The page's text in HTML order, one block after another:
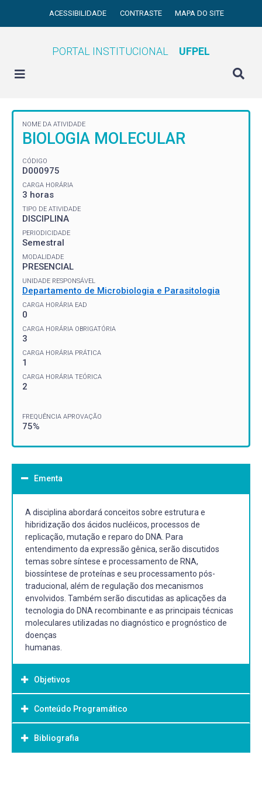
ACESSIBILIDADE CONTRASTE MAPA DO SITE
PORTAL INSTITUCIONAL UFPEL
NOME DA ATIVIDADE
BIOLOGIA MOLECULAR
CÓDIGO
D000975
CARGA HORÁRIA
3 horas
TIPO DE ATIVIDADE
DISCIPLINA
PERIODICIDADE
Semestral
MODALIDADE
PRESENCIAL
UNIDADE RESPONSÁVEL
Departamento de Microbiologia e Parasitologia
CARGA HORÁRIA EAD
0
CARGA HORÁRIA OBRIGATÓRIA
3
CARGA HORÁRIA PRÁTICA
1
CARGA HORÁRIA TEÓRICA
2
FREQUÊNCIA APROVAÇÃO
75%
Ementa
A disciplina abordará conceitos sobre estrutura e
hibridização dos ácidos nucléicos, processos de
replicação, mutação e reparo do DNA. Para
entendimento da expressão gênica, serão discutidos
temas sobre síntese e processamento de RNA,
biossíntese de proteínas e seu processamento pós-
traducional, além de regulação dos mecanismos
envolvidos. Também serão discutidas as aplicações da
tecnologia do DNA recombinante e as principais técnicas
moleculares utilizadas no diagnóstico e prognóstico de
doenças
humanas.
Objetivos
Objetivo Geral:
A disciplina tem objetivos: abordará
Conhecer os conceitos sobre estrutura e hibridização dos
Conteúdo Programático
Célula e seus constituintes moleculares 8
Estrutura dos ácidos nucléicos
Bibliografia